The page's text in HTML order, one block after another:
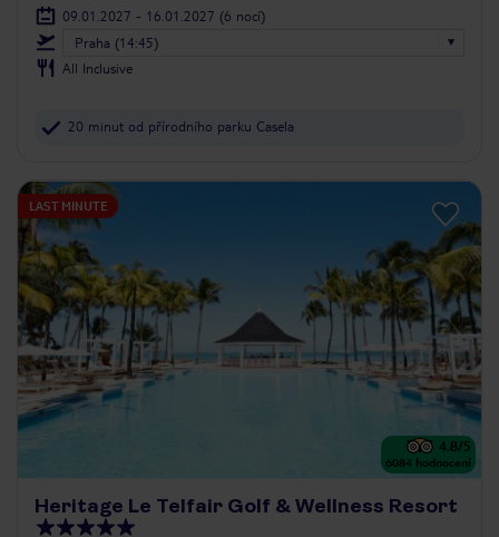
09.01.2027 - 16.01.2027 (6 nocí)
Praha (14:45)
All Inclusive
20 minut od přírodního parku Casela
LAST MINUTE
4.8/5
6084 hodnocení
Heritage Le Telfair Golf & Wellness Resort